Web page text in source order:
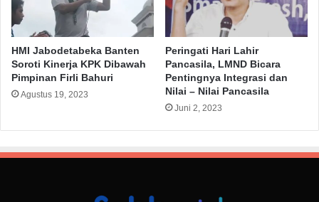
BSI Jakarta Program Vaksinasi
Vaksinasi
Copy URL
HMI Jabodetabeka Banten
Soroti Kinerja KPK Dibawah
Pimpinan Firli Bahuri
Agustus 19, 2023
Peringati Hari Lahir
Pancasila, LMND Bicara
Pentingnya Integrasi dan
Nilai – Nilai Pancasila
Juni 2, 2023